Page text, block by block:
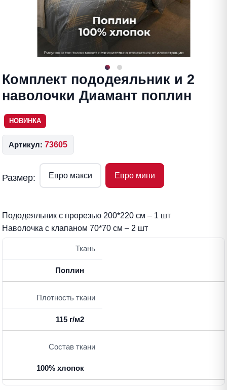
Комплект пододеяльник и 2
наволочки Диамант поплин
НОВИНКА
Артикул: 73605
Размер: Евро макси Евро мини
Пододеяльник с прорезью 200*220 см – 1 шт
Наволочка с клапаном 70*70 см – 2 шт
Ткань
Поплин
Плотность ткани
115 г/м2
Состав ткани
100% хлопок